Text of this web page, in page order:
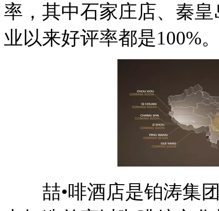
率，其中石家庄店、秦
业以来好评率都是100%
喆•啡酒店是铂涛集团